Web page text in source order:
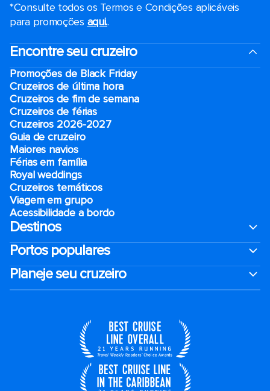
*Consulte todos os Termos e Condições aplicáveis ​​
para promoções aqui..
Encontre seu cruzeiro
Promoções de Black Friday
Cruzeiros de última hora
Cruzeiros de fim de semana
Cruzeiros de férias
Cruzeiros 2026-2027
Guia de cruzeiro
Maiores navios
Férias em família
Royal weddings
Cruzeiros temáticos
Viagem em grupo
Acessibilidade a bordo
Destinos
Portos populares
Planeje seu cruzeiro